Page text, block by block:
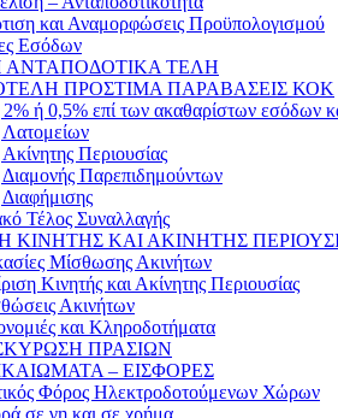
και Αναμορφώσεις Προϋπολογισμού
Εσόδων
ΑΝΤΑΠΟΔΟΤΙΚΑ ΤΕΛΗ
ΠΡΟΣΤΙΜΑ ΠΑΡΑΒΑΣΕΙΣ ΚΟΚ
2% ή 0,5% επί των ακαθαρίστων εσόδων
Λατομείων
Περιουσίας
Διαμονής Παρεπιδημούντων
Τέλος Συναλλαγής
ΚΙΝΗΤΗΣ ΚΑΙ ΑΚΙΝΗΤΗΣ
Μίσθωσης Ακινήτων
Κινητής και Ακίνητης Περιουσίας
Ακινήτων
και Κληροδοτήματα
ΠΡΑΣΙΩΝ
– ΕΙΣΦΟΡΕΣ
Φόρος Ηλεκτροδοτούμενων Χώρων
σε γη και σε χρήμα